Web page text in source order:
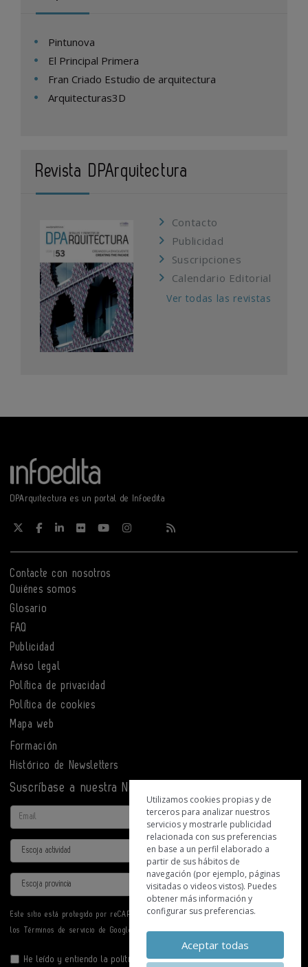
Pintunova
El Principal Primera
Fran Criado Estudio de arquitectura
Arquitecturas3D
Revista DPArquitectura
Contacto
Publicidad
Suscripciones
Calendario Editorial
Ver todas las revistas
DPArquitectura es un portal de Infoedita
Contacte con nosotros
Quiénes somos
Glosario
FAQ
Publicidad
Aviso legal
Política de privacidad
Política de cookies
Mapa web
Formación
Histórico de Newsletters
Suscríbase a nuestra Newsletter
Email
Actividad
Provincia
Este sitio está protegido por reCAPTCHA y se aplican laPolítica de privacidad
los Términos de servicio de Google.
He leído y entiendo lapolítica de privacidad
Utilizamos cookies propias y de
terceros para analizar nuestros
servicios y mostrarle publicidad
relacionada con sus preferencias
en base a un perfil elaborado a
partir de sus hábitos de
navegación (por ejemplo, páginas
visitadas o videos vistos). Puedes
obtener más información y
configurar sus preferencias.
Aceptar todas